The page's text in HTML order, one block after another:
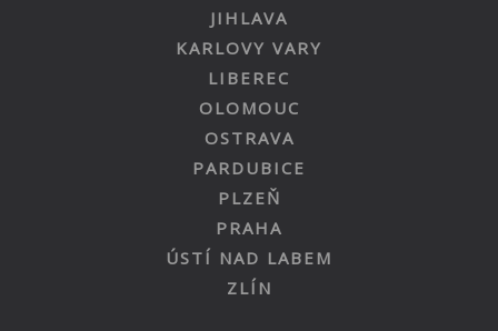
JIHLAVA
KARLOVY VARY
LIBEREC
OLOMOUC
OSTRAVA
PARDUBICE
PLZEŇ
PRAHA
ÚSTÍ NAD LABEM
ZLÍN